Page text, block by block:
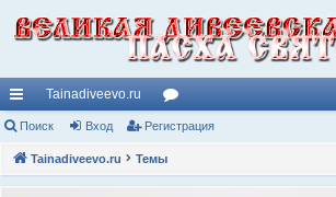
с
ы
Tainadiveevo.ru
ор
ум
Поиск Вход Регистрация
Tainadiveevo.ru Темы